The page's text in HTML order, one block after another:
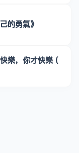
的勇氣》
樂，你才快樂 (